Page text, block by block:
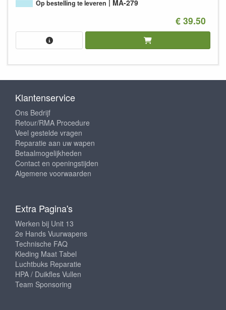
Op bestelling te leveren MA-279
€ 39.50
Klantenservice
Ons Bedrijf
Retour/RMA Procedure
Veel gestelde vragen
Reparatie aan uw wapen
Betaalmogelijkheden
Contact en openingstijden
Algemene voorwaarden
Extra Pagina's
Werken bij Unit 13
2e Hands Vuurwapens
Technische FAQ
Kleding Maat Tabel
Luchtbuks Reparatie
HPA / Duikfles Vullen
Team Sponsoring